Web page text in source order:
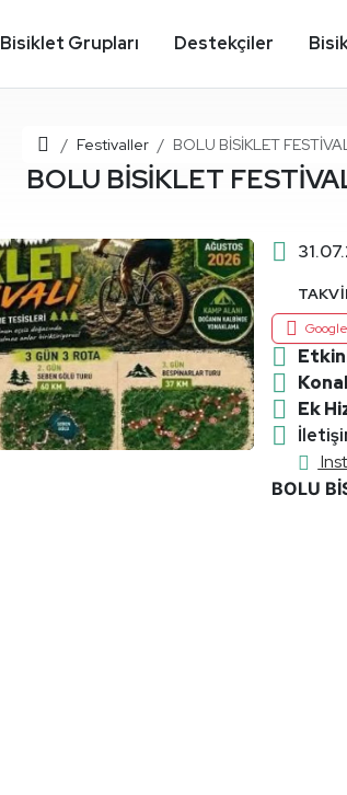
Bisiklet Grupları Destekçiler
Ana SayfaFestivaller BOLU BİSİKLET
BOLU BİSİKLET
Google
Ek
BOLU